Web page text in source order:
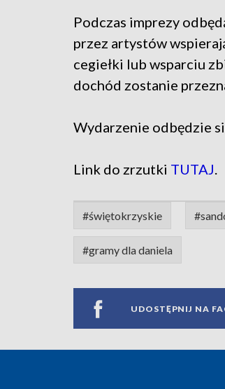
Podczas imprezy
przez artystów
cegiełki lub wsparciu
dochód zostanie
Wydarzenie odbędzie
Link do zrzutki TUTAJ.
#świętokrzyskie
#gramy dla daniela
UDOSTĘPNIJ NA